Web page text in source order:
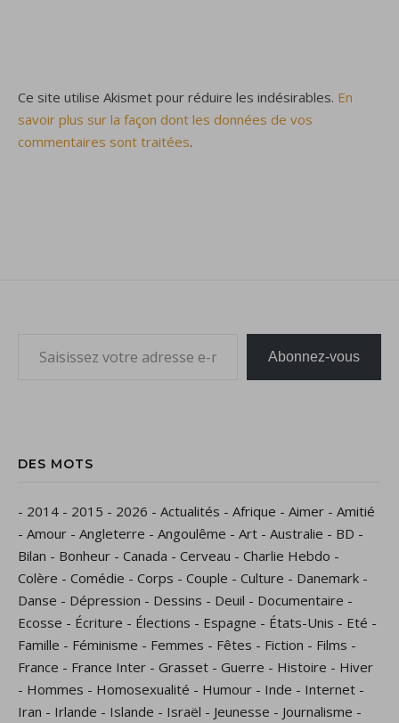
Ce site utilise Akismet pour réduire les indésirables. En
savoir plus sur la façon dont les données de vos
commentaires sont traitées.
Abonnez-vous
DES MOTS
- 2014 - 2015 - 2026 - Actualités - Afrique - Aimer - Amitié
- Amour - Angleterre - Angoulême - Art - Australie - BD -
Bilan - Bonheur - Canada - Cerveau - Charlie Hebdo -
Colère - Comédie - Corps - Couple - Culture - Danemark -
Danse - Dépression - Dessins - Deuil - Documentaire -
Ecosse - Écriture - Élections - Espagne - États-Unis - Eté -
Famille - Féminisme - Femmes - Fêtes - Fiction - Films -
France - France Inter - Grasset - Guerre - Histoire - Hiver
- Hommes - Homosexualité - Humour - Inde - Internet -
Iran - Irlande - Islande - Israël - Jeunesse - Journalisme -